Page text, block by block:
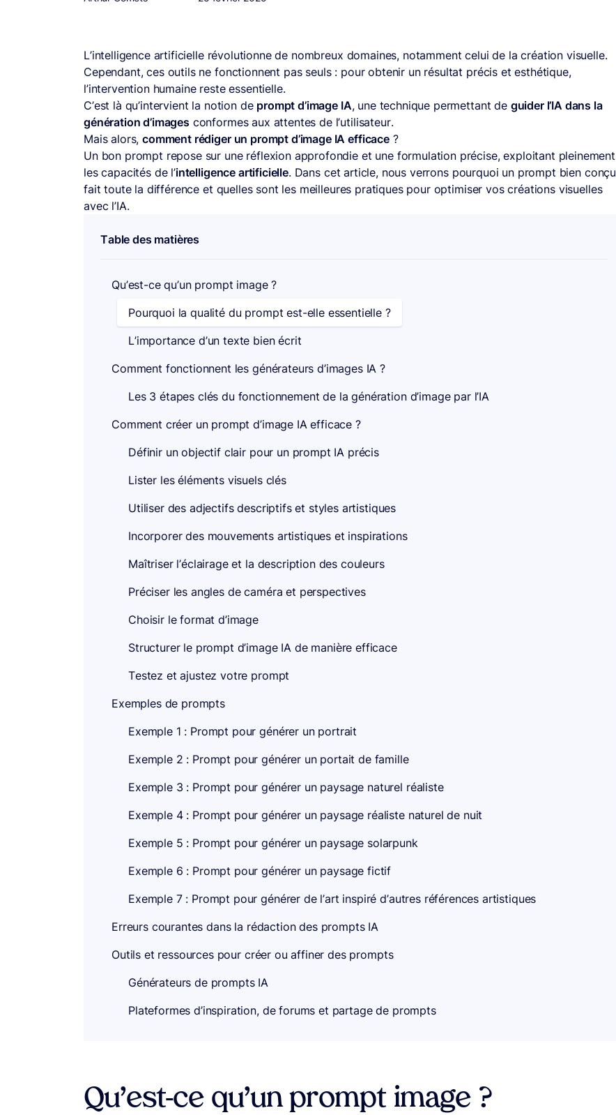
L’intelligence artificielle révolutionne de nombreux domaines, notamment celui de la création visuelle.
Cependant, ces outils ne fonctionnent pas seuls : pour obtenir un résultat précis et esthétique,
l’intervention humaine reste essentielle.
C’est là qu’intervient la notion de prompt d’image IA, une technique permettant de guider l’IA dans la
génération d’imagesconformes aux attentes de l’utilisateur.
Mais alors,comment rédiger un prompt d’image IA efficace?
Un bon prompt repose sur une réflexion approfondie et une formulation précise, exploitant pleinement
les capacités de l’intelligence artificielle. Dans cet article, nous verrons pourquoi un prompt bien conçu
fait toute la différence et quelles sont les meilleures pratiques pour optimiser vos créations visuelles
avec l’IA.
Table des matières
Qu’est-ce qu’un prompt image ?
Pourquoi la qualité du prompt est-elle essentielle ?
L’importance d’un texte bien écrit
Comment fonctionnent les générateurs d’images IA ?
Les 3 étapes clés du fonctionnement de la génération d’image par l’IA
Comment créer un prompt d’image IA efficace ?
Définir un objectif clair pour un prompt IA précis
Lister les éléments visuels clés
Utiliser des adjectifs descriptifs et styles artistiques
Incorporer des mouvements artistiques et inspirations
Maîtriser l’éclairage et la description des couleurs
Préciser les angles de caméra et perspectives
Choisir le format d’image
Structurer le prompt d’image IA de manière efficace
Testez et ajustez votre prompt
Exemples de prompts
Exemple 1 : Prompt pour générer un portrait
Exemple 2 : Prompt pour générer un portait de famille
Exemple 3 : Prompt pour générer un paysage naturel réaliste
Exemple 4 : Prompt pour générer un paysage réaliste naturel de nuit
Exemple 5 : Prompt pour générer un paysage solarpunk
Exemple 6 : Prompt pour générer un paysage fictif
Exemple 7 : Prompt pour générer de l’art inspiré d’autres références artistiques
Erreurs courantes dans la rédaction des prompts IA
Outils et ressources pour créer ou affiner des prompts
Générateurs de prompts IA
Plateformes d’inspiration, de forums et partage de prompts
Qu’est-ce qu’un prompt image ?